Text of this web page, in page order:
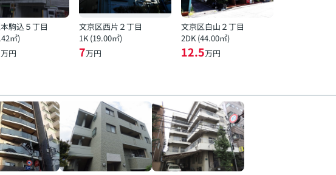
駒込５丁目
㎡)
万円
文京区西片２丁目
1K (19.00㎡)
7万円
文京区白山２丁目
2DK (44.00㎡)
12.5万円